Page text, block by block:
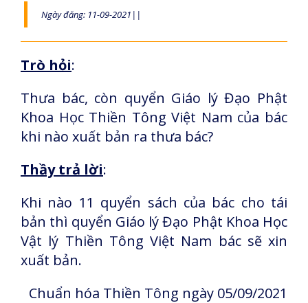
Ngày đăng: 11-09-2021||
Trò hỏi:
Thưa bác, còn quyển Giáo lý Đạo Phật
Khoa Học Thiền Tông Việt Nam của bác
khi nào xuất bản ra thưa bác?
Thầy trả lời:
Khi nào 11 quyển sách của bác cho tái
bản thì quyển Giáo lý Đạo Phật Khoa Học
Vật lý Thiền Tông Việt Nam bác sẽ xin
xuất bản.
Chuẩn hóa Thiền Tông ngày 05/09/2021